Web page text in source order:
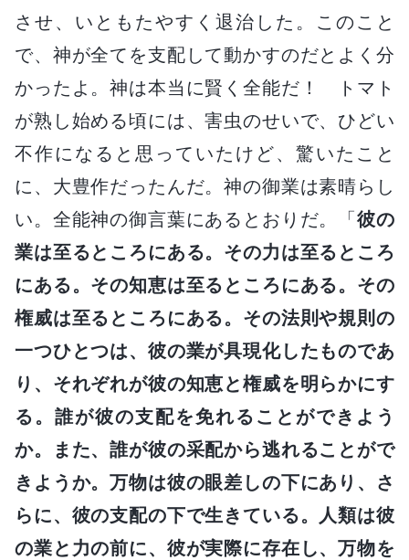
させ、いともたやすく退治した。このこと
で、神が全てを支配して動かすのだとよく分
かったよ。神は本当に賢く全能だ！ トマト
が熟し始める頃には、害虫のせいで、ひどい
不作になると思っていたけど、驚いたこと
に、大豊作だったんだ。神の御業は素晴らし
い。全能神の御言葉にあるとおりだ。「彼の
業は至るところにある。その力は至るところ
にある。その知恵は至るところにある。その
権威は至るところにある。その法則や規則の
一つひとつは、彼の業が具現化したものであ
り、それぞれが彼の知恵と権威を明らかにす
る。誰が彼の支配を免れることができよう
か。また、誰が彼の采配から逃れることがで
きようか。万物は彼の眼差しの下にあり、さ
らに、彼の支配の下で生きている。人類は彼
の業と力の前に、彼が実際に存在し、万物を